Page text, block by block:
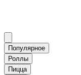
Популярное
Роллы
Пицца